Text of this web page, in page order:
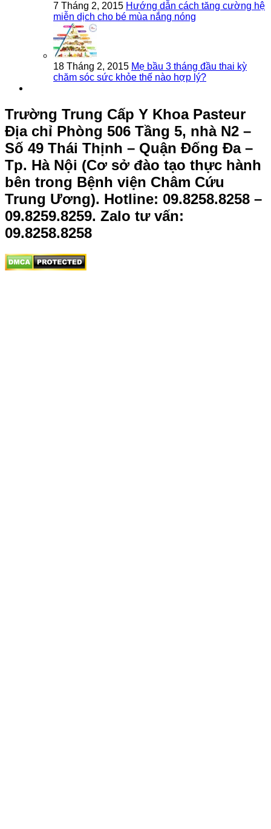
7 Tháng 2, 2015 Hướng dẫn cách tăng cường hệ
miễn dịch cho bé mùa nắng nóng
18 Tháng 2, 2015 Mẹ bầu 3 tháng đầu thai kỳ
chăm sóc sức khỏe thế nào hợp lý?
Trường Trung Cấp Y Khoa Pasteur
Địa chỉ Phòng 506 Tầng 5, nhà N2 –
Số 49 Thái Thịnh – Quận Đống Đa –
Tp. Hà Nội (Cơ sở đào tạo thực hành
bên trong Bệnh viện Châm Cứu
Trung Ương). Hotline: 09.8258.8258 –
09.8259.8259. Zalo tư vấn:
09.8258.8258